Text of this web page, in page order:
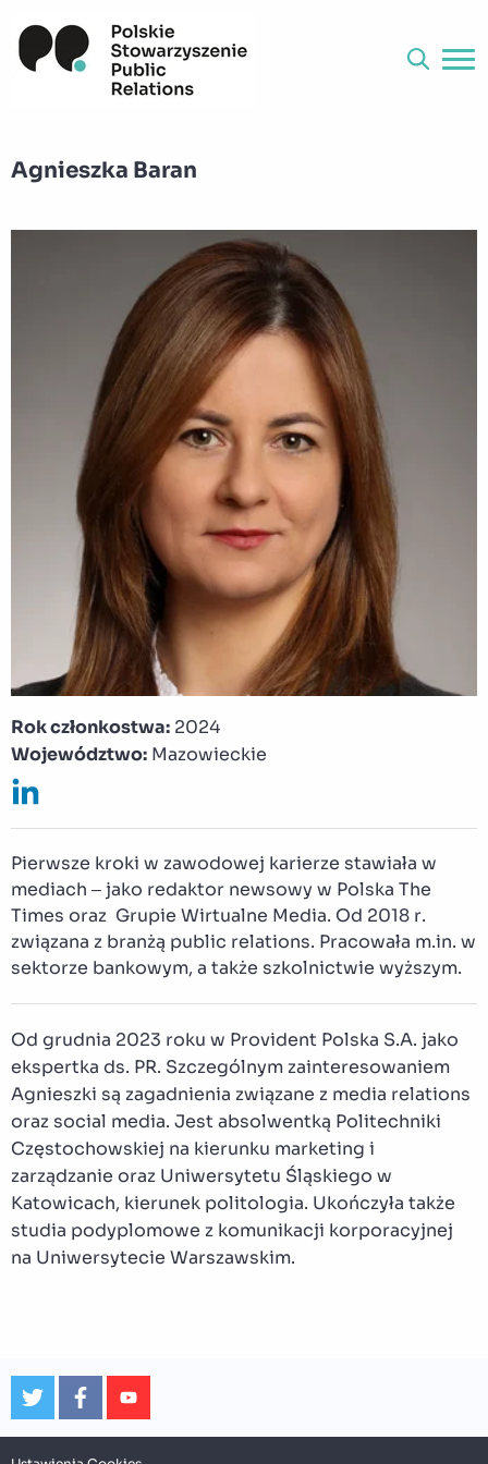
Agnieszka Baran
Rok członkostwa: 2024
Województwo: Mazowieckie
Pierwsze kroki w zawodowej karierze stawiała w
mediach – jako redaktor newsowy w Polska The
Times oraz Grupie Wirtualne Media. Od 2018 r.
związana z branżą public relations. Pracowała m.in. w
sektorze bankowym, a także szkolnictwie wyższym.
Od grudnia 2023 roku w Provident Polska S.A. jako
ekspertka ds. PR. Szczególnym zainteresowaniem
Agnieszki są zagadnienia związane z media relations
oraz social media. Jest absolwentką Politechniki
Częstochowskiej na kierunku marketing i
zarządzanie oraz Uniwersytetu Śląskiego w
Katowicach, kierunek politologia. Ukończyła także
studia podyplomowe z komunikacji korporacyjnej
na Uniwersytecie Warszawskim.